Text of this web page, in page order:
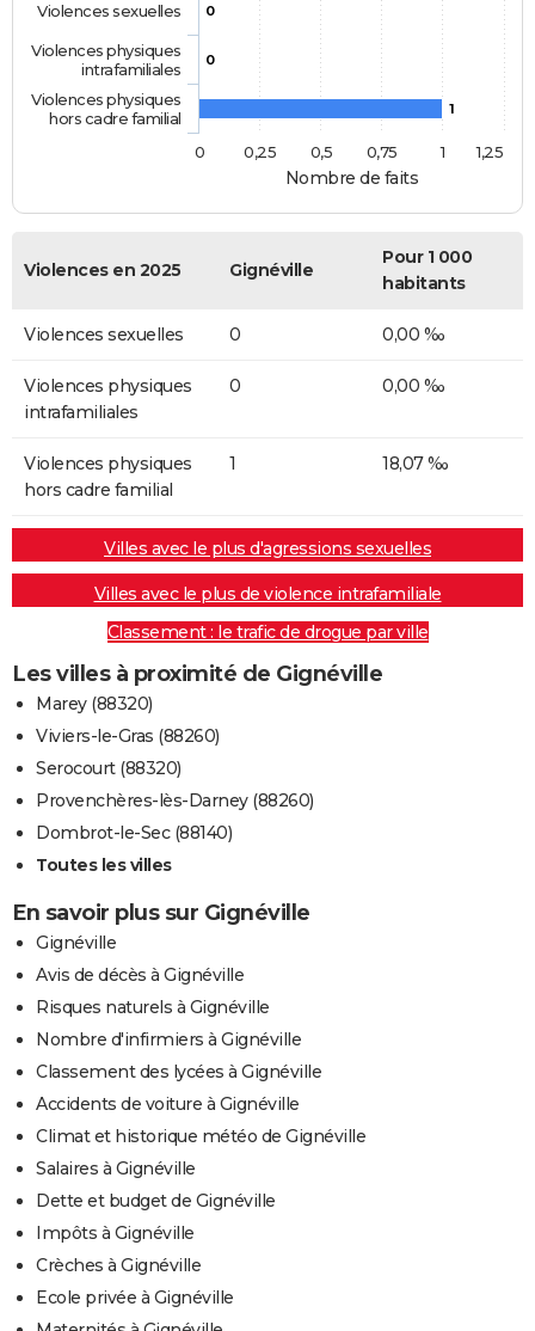
Nombre de faits
0
0
1
Violences sexuelles
Violences physiques
intrafamiliales
Violences physiques
hors cadre familial
0
1
0,25 0,5 0,75 1,25
Violences en 2025 Gignéville
Pour 1 000
habitants
Violences sexuelles 0 0,00 ‰
Violences physiques
intrafamiliales
0 0,00 ‰
Violences physiques
hors cadre familial
1 18,07 ‰
Villes avec le plus d'agressions sexuelles
Villes avec le plus de violence intrafamiliale
Classement : le trafic de drogue par ville
Les villes à proximité de Gignéville
Marey (88320)
Viviers-le-Gras (88260)
Serocourt (88320)
Provenchères-lès-Darney (88260)
Dombrot-le-Sec (88140)
Toutes les villes
En savoir plus sur Gignéville
Gignéville
Avis de décès à Gignéville
Risques naturels à Gignéville
Nombre d'infirmiers à Gignéville
Classement des lycées à Gignéville
Accidents de voiture à Gignéville
Climat et historique météo de Gignéville
Salaires à Gignéville
Dette et budget de Gignéville
Impôts à Gignéville
Crèches à Gignéville
Ecole privée à Gignéville